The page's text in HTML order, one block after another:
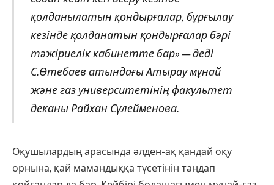
қолданылатын қондырғалар, бұрғылау
кезінде қолданатын қондырғалар бәрі
тәжіриелік кабинетте бар» — деді
С.Өтебаев атындағы Атырау мұнай
және газ университетінің факультет
деканы Райхан Сүлейменова.
Оқушылардың арасында әлден-ақ қандай оқу
орнына, қай мамандыққа түсетінін таңдап